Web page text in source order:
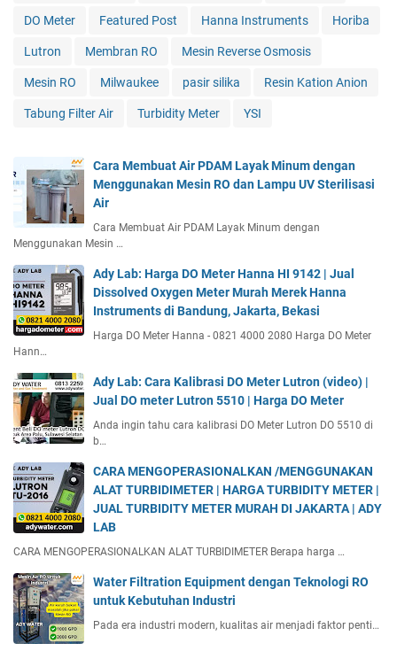
DO Meter Featured Post Hanna Instruments Horiba
Lutron Membran RO Mesin Reverse Osmosis
Mesin RO Milwaukee pasir silika Resin Kation Anion
Tabung Filter Air Turbidity Meter YSI
Cara Membuat Air PDAM Layak Minum dengan
Menggunakan Mesin RO dan Lampu UV Sterilisasi
Air
Cara Membuat Air PDAM Layak Minum dengan
Menggunakan Mesin …
Ady Lab: Harga DO Meter Hanna HI 9142 | Jual
Dissolved Oxygen Meter Murah Merek Hanna
Instruments di Bandung, Jakarta, Bekasi
Harga DO Meter Hanna - 0821 4000 2080 Harga DO Meter
Hann…
Ady Lab: Cara Kalibrasi DO Meter Lutron (video) |
Jual DO meter Lutron 5510 | Harga DO Meter
Anda ingin tahu cara kalibrasi DO Meter Lutron DO 5510 di
b…
CARA MENGOPERASIONALKAN /MENGGUNAKAN
ALAT TURBIDIMETER | HARGA TURBIDITY METER |
JUAL TURBIDITY METER MURAH DI JAKARTA | ADY
LAB
CARA MENGOPERASIONALKAN ALAT TURBIDIMETER Berapa harga …
Water Filtration Equipment dengan Teknologi RO
untuk Kebutuhan Industri
Pada era industri modern, kualitas air menjadi faktor penti…